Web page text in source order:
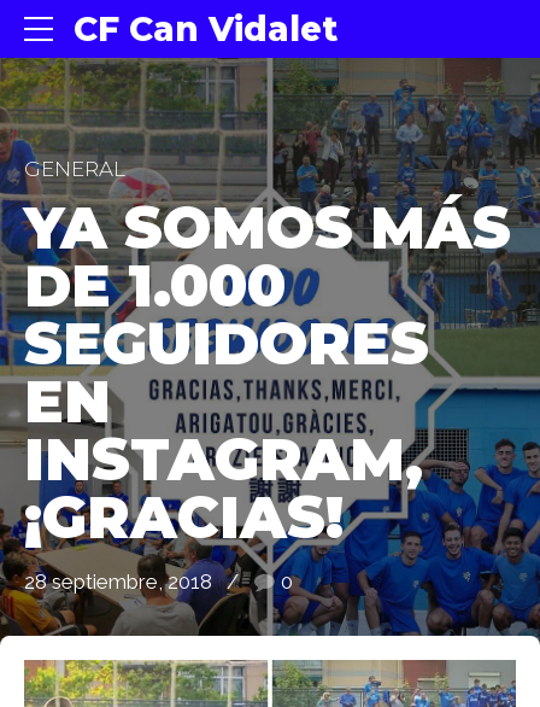
CF Can Vidalet
GENERAL
YA SOMOS MÁS
DE 1.000
SEGUIDORES
EN
INSTAGRAM,
¡GRACIAS!
28 septiembre, 2018 0